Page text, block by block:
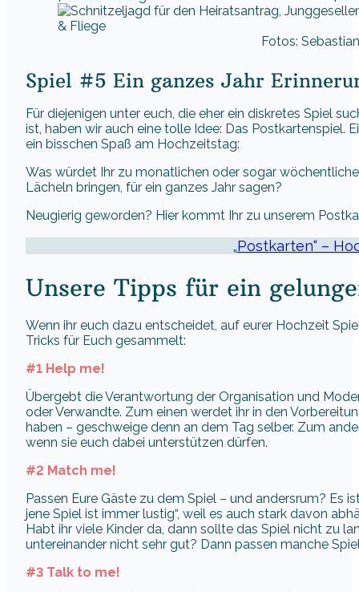
Fotos:
Spiel #5 Ein ganzes Jahr
Für diejenigen unter euch, die eher ein diskretes Spiel
ist, haben wir auch eine tolle Idee: Das Postkartenspiel.
ein bisschen Spaß am Hochzeitstag:
Was würdet Ihr zu monatlichen oder sogar
Lächeln bringen, für ein ganzes Jahr sagen?
Neugierig geworden? Hier kommt Ihr zu unserem
„Postkarten“ –
Unsere Tipps für ein
Wenn ihr euch dazu entscheidet, auf eurer Hochzeit
Tricks für Euch gesammelt:
#1 Help me!
Übergebt die Verantwortung der Organisation und
oder Verwandte. Zum einen werdet ihr in den
haben – geschweige denn an dem Tag selber. Zum
wenn sie euch dabei unterstützen dürfen.
#2 Match me!
Passen Eure Gäste zu dem Spiel – und andersrum? Es
jene Spiel ist immer lustig“, weil es auch stark davon
Habt ihr viele Kinder da, dann sollte das Spiel nicht zu
untereinander nicht sehr gut? Dann passen manche
#3 Talk to me!